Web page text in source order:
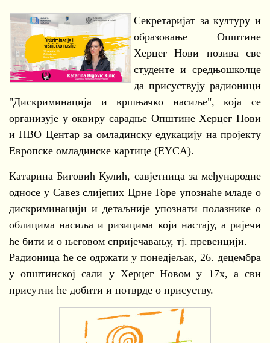
Секретаријат за културу и
образовање Општине
Херцег Нови позива све
студенте и средњошколце
да присуствују радионици
"Дискриминација и вршњачко насиље", која се
организује у оквиру сарадње Општине Херцег Нови
и НВО Центар за омладинску едукацију на пројекту
Европске омладинске картице (EYCA).
Катарина Биговић Кулић, савјетница за међународне
односе у Савез слијепих Црне Горе упознаће младе о
дискриминацији и детаљније упознати полазнике о
облицима насиља и ризицима који настају, а ријечи
ће бити и о његовом спријечавању, тј. превенцији.
Радионица ће се одржати у понедјељак, 26. децембра
у општинској сали у Херцег Новом у 17х, а сви
присутни ће добити и потврде о присуству.